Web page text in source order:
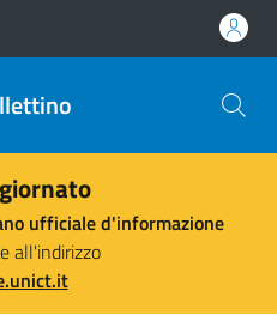
ufficiale d'informazione
all'indirizzo